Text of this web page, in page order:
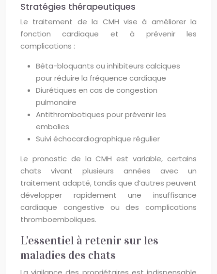
Stratégies thérapeutiques
Le traitement de la CMH vise à améliorer la
fonction cardiaque et à prévenir les
complications :
Bêta-bloquants ou inhibiteurs calciques
pour réduire la fréquence cardiaque
Diurétiques en cas de congestion
pulmonaire
Antithrombotiques pour prévenir les
embolies
Suivi échocardiographique régulier
Le pronostic de la CMH est variable, certains
chats vivant plusieurs années avec un
traitement adapté, tandis que d’autres peuvent
développer rapidement une insuffisance
cardiaque congestive ou des complications
thromboemboliques.
L’essentiel à retenir sur les
maladies des chats